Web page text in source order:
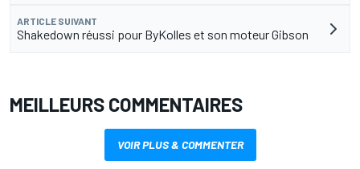
ARTICLE SUIVANT
Shakedown réussi pour ByKolles et son moteur Gibson
MEILLEURS COMMENTAIRES
VOIR PLUS & COMMENTER